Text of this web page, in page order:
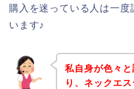
購入を迷っている人は一
います♪
私自身が色々
り、ネックエ